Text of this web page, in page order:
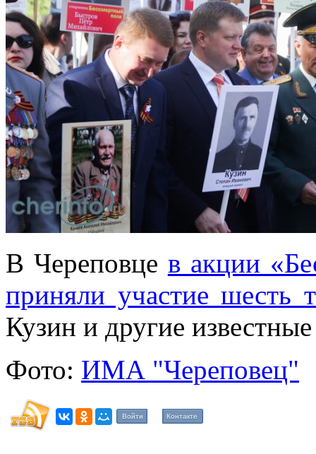
В Череповце в акции
приняли участие шесть
Кузин и другие
Фото: ИМА "Череповец"
Войти Контакте